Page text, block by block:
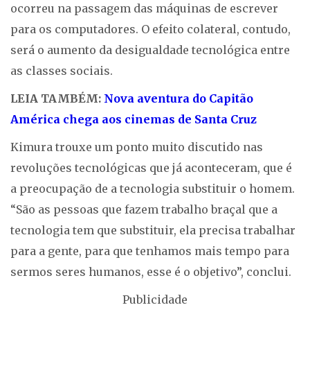
ocorreu na passagem das máquinas de escrever
para os computadores. O efeito colateral, contudo,
será o aumento da desigualdade tecnológica entre
as classes sociais.
LEIA TAMBÉM: Nova aventura do Capitão
América chega aos cinemas de Santa Cruz
Kimura trouxe um ponto muito discutido nas
revoluções tecnológicas que já aconteceram, que é
a preocupação de a tecnologia substituir o homem.
“São as pessoas que fazem trabalho braçal que a
tecnologia tem que substituir, ela precisa trabalhar
para a gente, para que tenhamos mais tempo para
sermos seres humanos, esse é o objetivo”, conclui.
Publicidade